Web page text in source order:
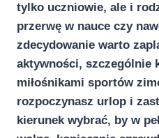
tylko uczniowie, ale i
przerwę w nauce czy
zdecydowanie warto
aktywności, szczególnie
miłośnikami sportów
rozpoczynasz urlop i
kierunek wybrać, by w